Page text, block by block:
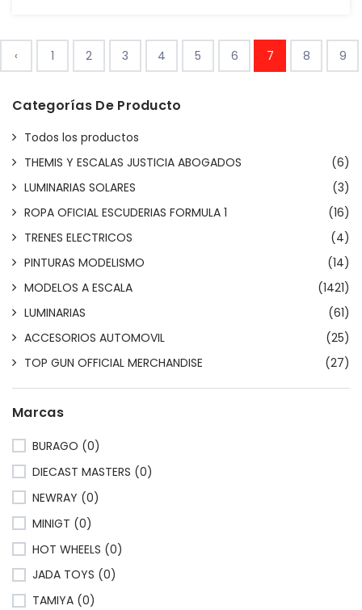
‹ 1 2 3 4 5 6 7 8 9
Categorías De Producto
Todos los productos
THEMIS Y ESCALAS JUSTICIA ABOGADOS
(6)
LUMINARIAS SOLARES
(3)
ROPA OFICIAL ESCUDERIAS FORMULA 1
(16)
TRENES ELECTRICOS
(4)
PINTURAS MODELISMO
(14)
MODELOS A ESCALA
(1421)
LUMINARIAS
(61)
ACCESORIOS AUTOMOVIL
(25)
TOP GUN OFFICIAL MERCHANDISE
(27)
Marcas
BURAGO (0)
DIECAST MASTERS (0)
NEWRAY (0)
MINIGT (0)
HOT WHEELS (0)
JADA TOYS (0)
TAMIYA (0)